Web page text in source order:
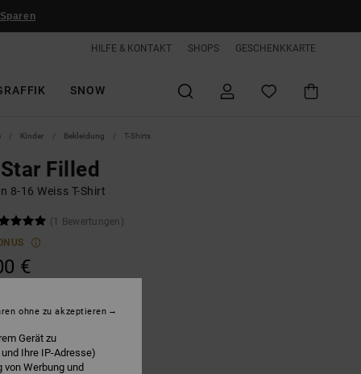
HILFE & KONTAKT SHOPS GESCHENKKARTE
SNOW
Kinder Bekleidung T-Shirts
Filled
8-16 Weiss T-Shirt
(1 Bewertungen)
€
Gerät zu
Ihre IP-Adresse)
Werbung und
ohne zu akzeptieren